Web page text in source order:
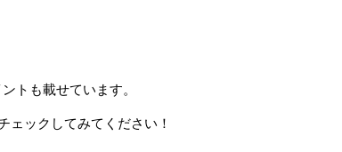
トも載せています。
ェックしてみてください！